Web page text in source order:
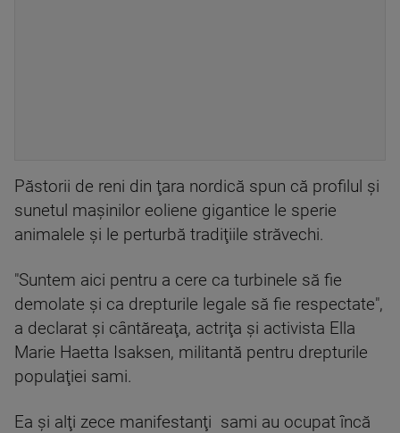
Păstorii de reni din ţara nordică spun că profilul şi
sunetul maşinilor eoliene gigantice le sperie
animalele şi le perturbă tradiţiile străvechi.
"Suntem aici pentru a cere ca turbinele să fie
demolate şi ca drepturile legale să fie respectate",
a declarat şi cântăreaţa, actriţa şi activista Ella
Marie Haetta Isaksen, militantă pentru drepturile
populaţiei sami.
Ea şi alţi zece manifestanţi sami au ocupat încă